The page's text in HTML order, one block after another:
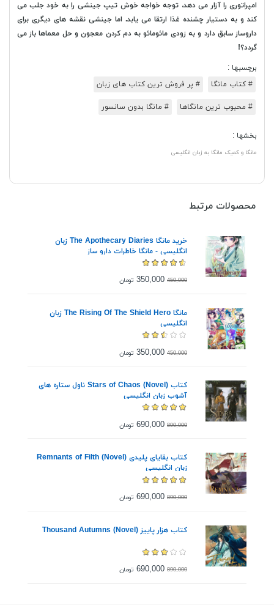
امپراتوری را آزار می دهد، توجه خواجه خوش تیپ جینشی را به خود جلب می
کند و به دستیار چشنده غذا ارتقا می یابد. اما جینشی نقشه های دیگری برای
داروساز سابق دارد و به زودی مائومائو به دم کردن معجون و حل معماها باز می
گردد؟!
برچسبها :
# کتاب مانگا
# پر فروش ترین کتاب های زبان
# محبوب ترین مانگاها # مانگا بدون سانسور
بخشها :
مانگا و کمیک مانگا به زبان انگلیسی
محصولات مرتبط
خرید مانگا The Apothecary Diaries زبان
انگلیسی - مانگا خاطرات دارو ساز
450,000
350,000 تومان
مانگا The Rising Of The Shield Hero زبان
انگلیسی
450,000
350,000 تومان
کتاب Stars of Chaos (Novel) ناول ستاره های
آشوب زبان انگلیسی
890,000
690,000 تومان
کتاب بقایای پلیدی Remnants of Filth (Novel)
زبان انگلیسی
890,000
690,000 تومان
کتاب هزار پاییز Thousand Autumns (Novel)
890,000
690,000 تومان